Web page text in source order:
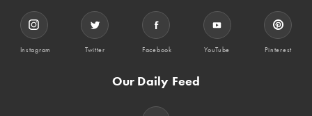
Instagram Twitter Facebook YouTube Pinterest
Our Daily Feed